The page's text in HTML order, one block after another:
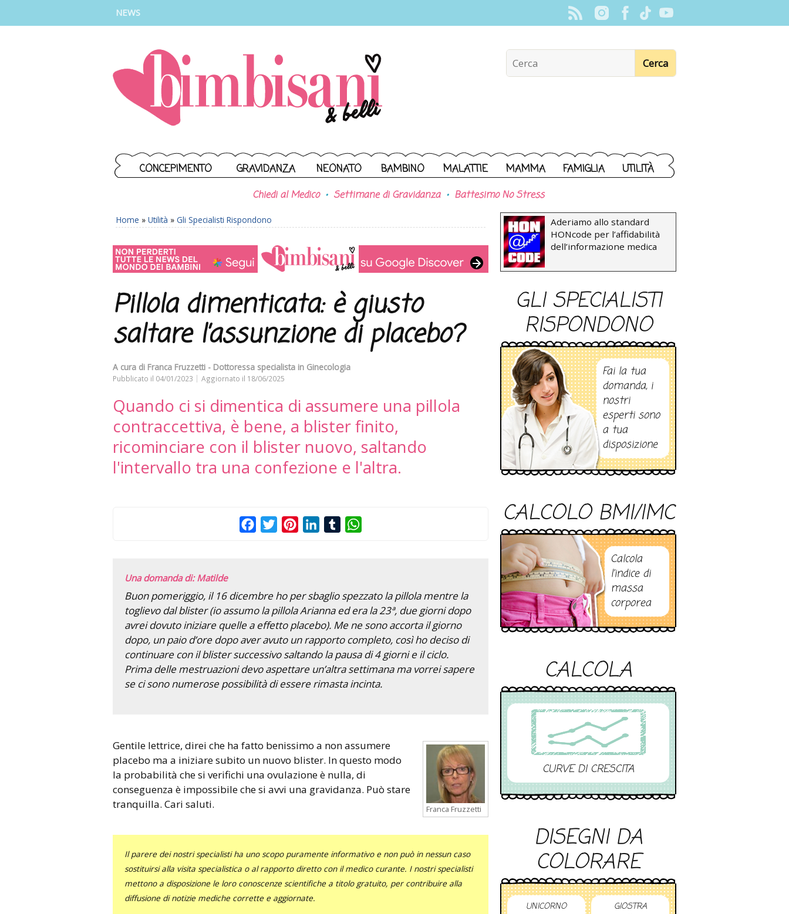
NEWS
CONCEPIMENTO GRAVIDANZA NEONATO BAMBINO MALATTIE MAMMA FAMIGLIA UTILITÀ
Chiedi al Medico Settimane di Gravidanza Battesimo No Stress
Home » Utilità » Gli Specialisti Rispondono
Pillola dimenticata: è giusto
saltare l’assunzione di placebo?
A cura di Franca Fruzzetti - Dottoressa specialista in Ginecologia
Pubblicato il 04/01/2023 Aggiornato il 18/06/2025
Quando ci si dimentica di assumere una pillola
contraccettiva, è bene, a blister finito,
ricominciare con il blister nuovo, saltando
l'intervallo tra una confezione e l'altra.
FacebookTwitterPinterestLinkedInTumblr
Una domanda di: Matilde
Buon pomeriggio, il 16 dicembre ho per sbaglio spezzato la pillola mentre la
toglievo dal blister (io assumo la pillola Arianna ed era la 23ª, due giorni dopo
avrei dovuto iniziare quelle a effetto placebo). Me ne sono accorta il giorno
dopo, un paio d’ore dopo aver avuto un rapporto completo, così ho deciso di
continuare con il blister successivo saltando la pausa di 4 giorni e il ciclo.
Prima delle mestruazioni devo aspettare un’altra settimana ma vorrei sapere
se ci sono numerose possibilità di essere rimasta incinta.
Franca Fruzzetti
Gentile lettrice, direi che ha fatto benissimo a non assumere
placebo ma a iniziare subito un nuovo blister. In questo modo
la probabilità che si verifichi una ovulazione è nulla, di
conseguenza è impossibile che si avvi una gravidanza. Può stare
tranquilla. Cari saluti.
Il parere dei nostri specialisti ha uno scopo puramente informativo e non può in nessun caso
sostituirsi alla visita specialistica o al rapporto diretto con il medico curante. I nostri specialisti
mettono a disposizione le loro conoscenze scientifiche a titolo gratuito, per contribuire alla
diffusione di notizie mediche corrette e aggiornate.
Aderiamo allo standard
HONcode per l’affidabilità
dell’informazione medica
GLI SPECIALISTI
RISPONDONO
Fai la tua
domanda, i
nostri
esperti sono
a tua
disposizione
CALCOLO BMI/IMC
Calcola
l’indice di
massa
corporea
CALCOLA
CURVE DI CRESCITA
DISEGNI DA
COLORARE
UNICORNO GIOSTRA